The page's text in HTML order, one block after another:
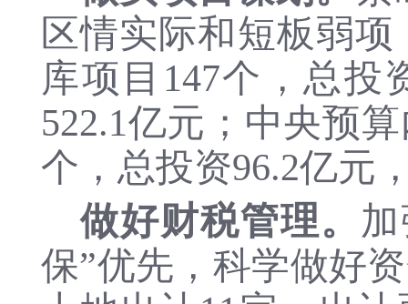
区情实际和短板弱
库项目147个，总投
522.1亿元；中央预
个，总投资96.2亿元
做好财税管理。
保”优先，科学做好